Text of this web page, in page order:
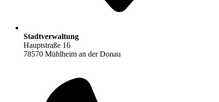
Stadtverwaltung
Hauptstraße 16
78570 Mühlheim an der Donau